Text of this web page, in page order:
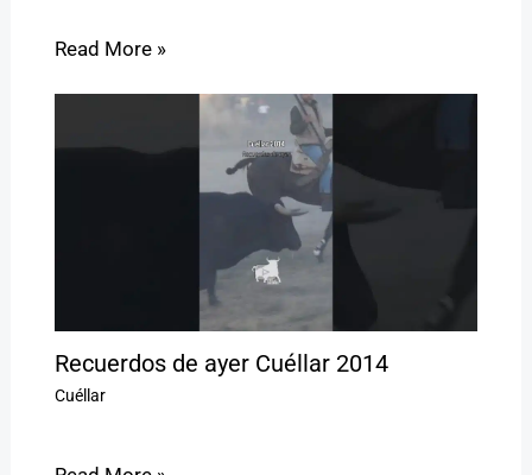
Read More »
Recuerdos de ayer Cuéllar 2014
Cuéllar